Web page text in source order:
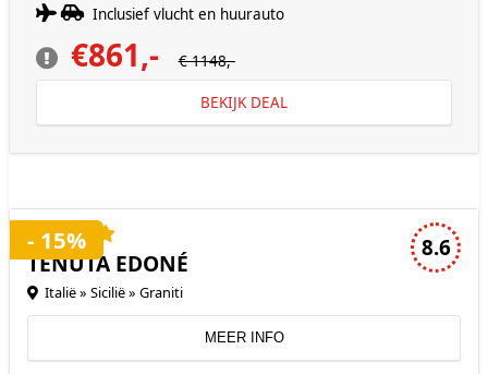
Inclusief vlucht en huurauto
€861,- € 1148,-
BEKIJK DEAL
8.6
TENUTA EDONÉ
Italië » Sicilië » Graniti
MEER INFO
- 15%